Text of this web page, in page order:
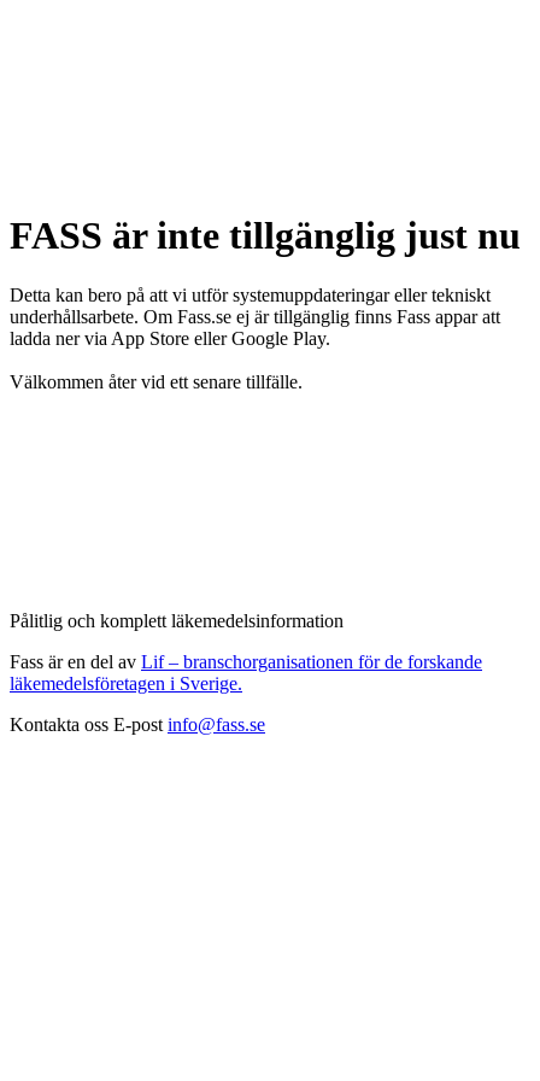
FASS är inte tillgänglig just nu
Detta kan bero på att vi utför systemuppdateringar eller tekniskt
underhållsarbete. Om Fass.se ej är tillgänglig finns Fass appar att
ladda ner via App Store eller Google Play.
Välkommen åter vid ett senare tillfälle.
Pålitlig och komplett läkemedelsinformation
Fass är en del av Lif – branschorganisationen för de forskande
läkemedelsföretagen i Sverige.
Kontakta oss E-post info@fass.se